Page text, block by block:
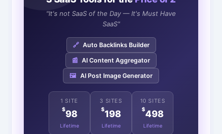
"It's not SaaS of the Day — It's Must Have
SaaS"
🔗 Auto Backlinks Builder
📰 AI Content Aggregator
🖼️ AI Post Image Generator
1 SITE
$98
Lifetime
3 SITES
$198
Lifetime
10 SITES
$498
Lifetime